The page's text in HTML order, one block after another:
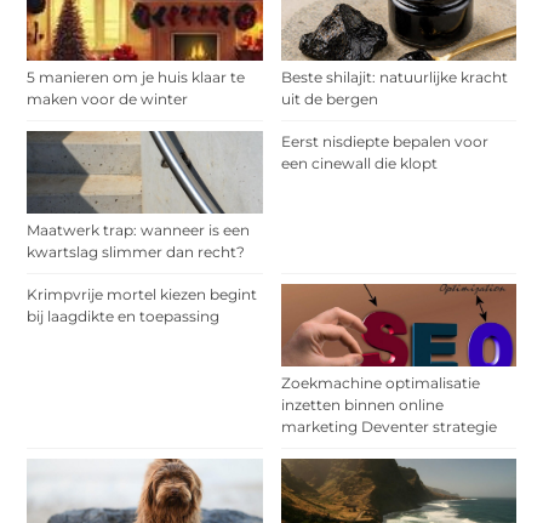
5 manieren om je huis klaar te
maken voor de winter
Beste shilajit: natuurlijke kracht
uit de bergen
Maatwerk trap: wanneer is een
kwartslag slimmer dan recht?
Eerst nisdiepte bepalen voor
een cinewall die klopt
Krimpvrije mortel kiezen begint
bij laagdikte en toepassing
Zoekmachine optimalisatie
inzetten binnen online
marketing Deventer strategie